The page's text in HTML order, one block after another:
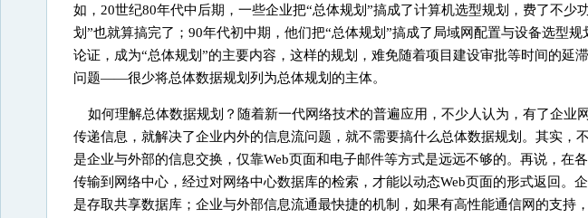
如，20世纪80年代中后期，一些企业把“总体规划”搞成了计算机选型规划，费了不少
划”也就算搞完了；90年代初中期，他们把“总体规划”搞成了局域网配置与设备选型
论证，成为“总体规划”的主要内容，这样的规划，难免随着项目建设审批等时间的延
问题——很少将总体数据规划列为总体规划的主体。
如何理解总体数据规划？随着新一代网络技术的普遍应用，不少人认为，有了企业
传递信息，就解决了企业内外的信息流问题，就不需要搞什么总体数据规划。其实，
是企业与外部的信息交换，仅靠Web页面和电子邮件等方式是远远不够的。再说，在
传输到网络中心，经过对网络中心数据库的检索，才能以动态Web页面的形式返回。
是存取共享数据库；企业与外部信息流通最快捷的机制，如果有高性能通信网的支持